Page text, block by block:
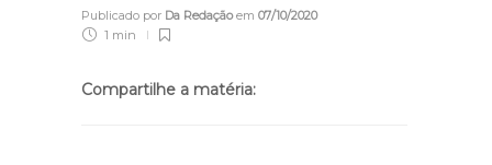
Publicado por Da Redaçãoem 07/10/2020
1 min
Compartilhe a matéria: